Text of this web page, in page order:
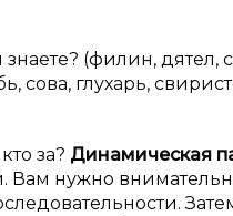
(филин, дятел,
сова, глухарь,
за? Динамическая
нужно